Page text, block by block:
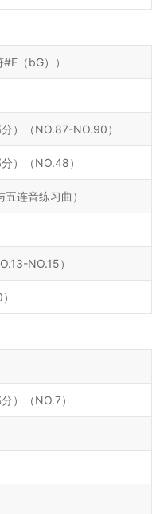
（bG））
）（NO.87-NO.90）
）（NO.48）
连音练习曲）
NO.15）
）（NO.7）